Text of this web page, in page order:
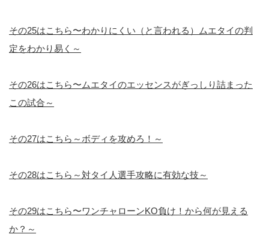
その25はこちら〜わかりにくい（と言われる）ムエタイの判
定をわかり易く～
その26はこちら〜ムエタイのエッセンスがぎっしり詰まった
この試合～
その27はこちら～ボディを攻めろ！～
その28はこちら～対タイ人選手攻略に有効な技～
その29はこちら〜ワンチャローンKO負け！から何が見える
か？～